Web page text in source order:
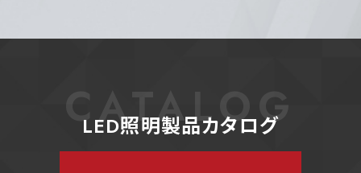
CATALOG
LED照明製品カタログ